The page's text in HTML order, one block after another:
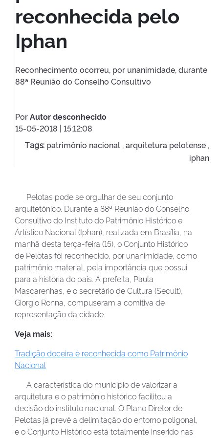
reconhecida pelo
Iphan
Reconhecimento ocorreu, por unanimidade, durante
88ª Reunião do Conselho Consultivo
PorAutor desconhecido
15-05-2018 | 15:12:08
Tags: patrimônio nacional , arquitetura pelotense ,
iphan
Pelotas pode se orgulhar de seu conjunto
arquitetônico. Durante a 88ª Reunião do Conselho
Consultivo do Instituto do Patrimônio Histórico e
Artístico Nacional (Iphan), realizada em Brasília, na
manhã desta terça-feira (15), o Conjunto Histórico
de Pelotas foi reconhecido, por unanimidade, como
patrimônio material, pela importância que possui
para a história do país. A prefeita, Paula
Mascarenhas, e o secretário de Cultura (Secult),
Giorgio Ronna, compuseram a comitiva de
representação da cidade.
Veja mais:
Tradição doceira é reconhecida como Patrimônio
Nacional
A característica do município de valorizar a
arquitetura e o patrimônio histórico facilitou a
decisão do instituto nacional. O Plano Diretor de
Pelotas já prevê a delimitação do entorno poligonal,
e o Conjunto Histórico está totalmente inserido nas